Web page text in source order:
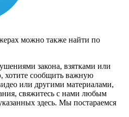
можно также найти по
закона, взятками или
хотите сообщить важную
или другими материалами,
свяжитесь с нами любым
здесь. Мы постараемся